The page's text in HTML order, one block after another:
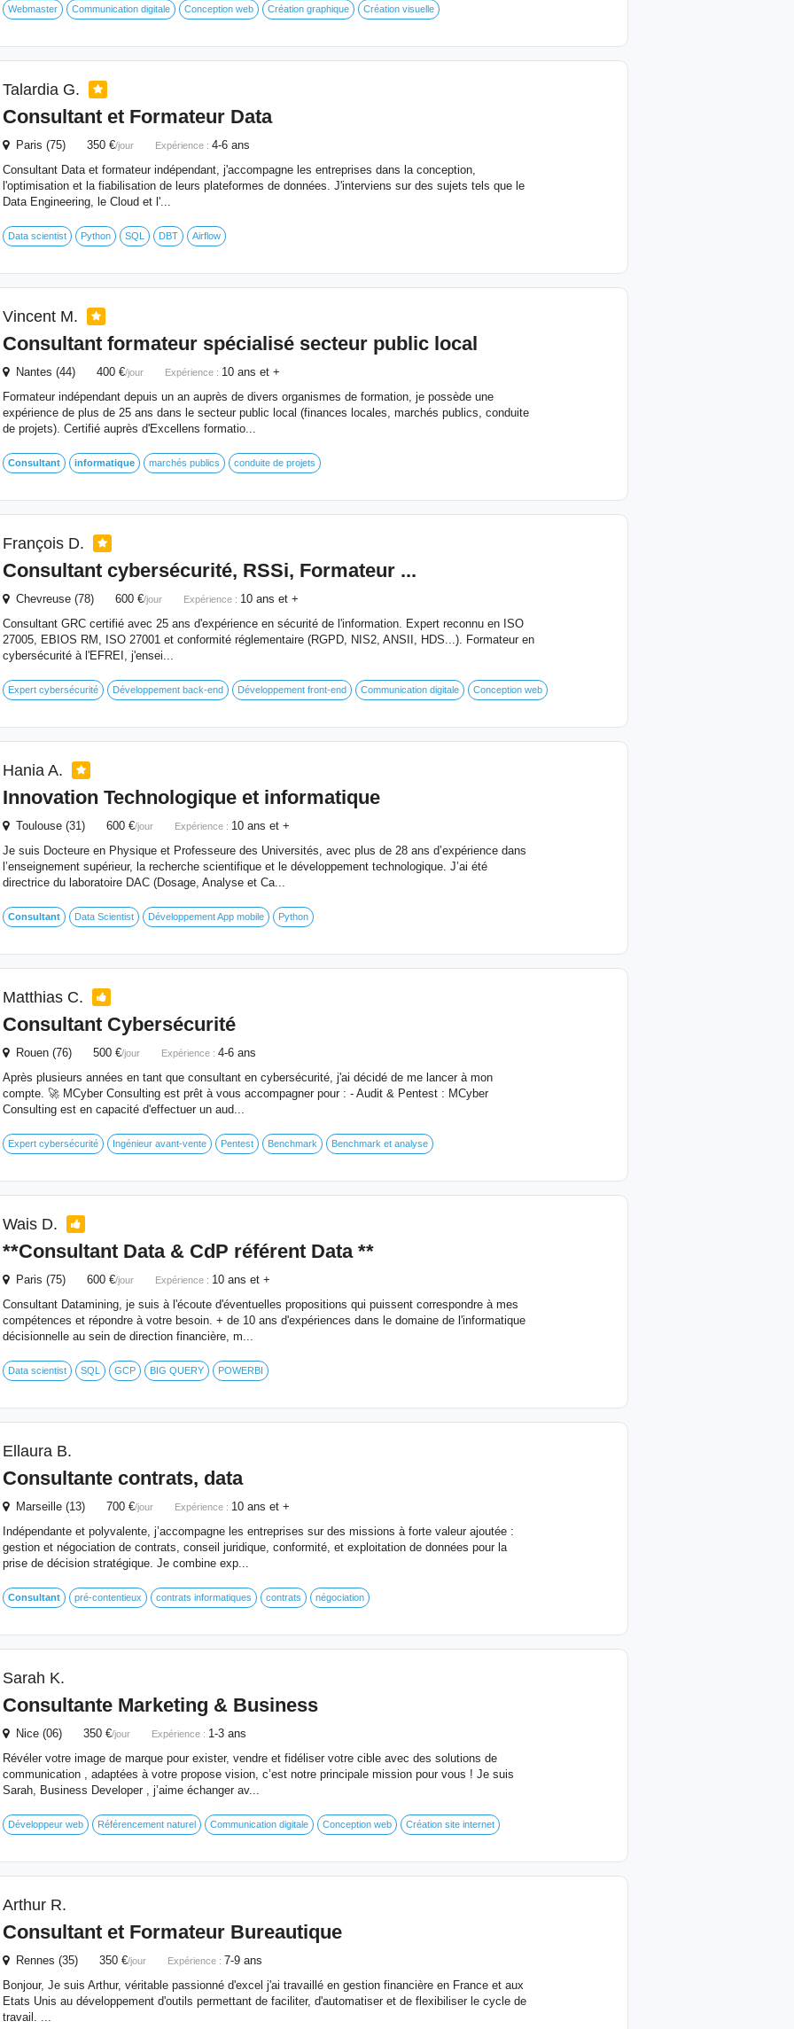
Webmaster Communication digitale Conception web Création graphique Création visuelle
Talardia G.
Consultantet Formateur Data
Paris (75) 350 €/jour Expérience : 4-6 ans
Consultant Data et formateur indépendant, j'accompagne les entreprises dans la conception,
l'optimisation et la fiabilisation de leurs plateformes de données. J'interviens sur des sujets tels que le
Data Engineering, le Cloud et l'...
Data scientist Python SQL DBT Airflow
Vincent M.
Consultantformateur spécialisé secteur public local
Nantes (44) 400 €/jour Expérience : 10 ans et +
Formateur indépendant depuis un an auprès de divers organismes de formation, je possède une
expérience de plus de 25 ans dans le secteur public local (finances locales, marchés publics, conduite
de projets). Certifié auprès d'Excellens formatio...
Consultant informatique marchés publics conduite de projets
François D.
Consultantcybersécurité, RSSi, Formateur ...
Chevreuse (78) 600 €/jour Expérience : 10 ans et +
Consultant GRC certifié avec 25 ans d'expérience en sécurité de l'information. Expert reconnu en ISO
27005, EBIOS RM, ISO 27001 et conformité réglementaire (RGPD, NIS2, ANSII, HDS...). Formateur en
cybersécurité à l'EFREI, j'ensei...
Expert cybersécurité Développement back-end Développement front-end Communication digitale Conception web
Hania A.
Innovation Technologique et informatique
Toulouse (31) 600 €/jour Expérience : 10 ans et +
Je suis Docteure en Physique et Professeure des Universités, avec plus de 28 ans d’expérience dans
l’enseignement supérieur, la recherche scientifique et le développement technologique. J’ai été
directrice du laboratoire DAC (Dosage, Analyse et Ca...
Consultant Data Scientist Développement App mobile Python
Matthias C.
ConsultantCybersécurité
Rouen (76) 500 €/jour Expérience : 4-6 ans
Après plusieurs années en tant que consultant en cybersécurité, j'ai décidé de me lancer à mon
compte. 🚀 MCyber Consulting est prêt à vous accompagner pour : - Audit & Pentest : MCyber
Consulting est en capacité d'effectuer un aud...
Expert cybersécurité Ingénieur avant-vente Pentest Benchmark Benchmark et analyse
Wais D.
**ConsultantData & CdP référent Data **
Paris (75) 600 €/jour Expérience : 10 ans et +
Consultant Datamining, je suis à l'écoute d'éventuelles propositions qui puissent correspondre à mes
compétences et répondre à votre besoin. + de 10 ans d'expériences dans le domaine de l'informatique
décisionnelle au sein de direction financière, m...
Data scientist SQL GCP BIG QUERY POWERBI
Ellaura B.
Consultante contrats, data
Marseille (13) 700 €/jour Expérience : 10 ans et +
Indépendante et polyvalente, j’accompagne les entreprises sur des missions à forte valeur ajoutée :
gestion et négociation de contrats, conseil juridique, conformité, et exploitation de données pour la
prise de décision stratégique. Je combine exp...
Consultant pré-contentieux contrats informatiques contrats négociation
Sarah K.
Consultante Marketing & Business
Nice (06) 350 €/jour Expérience : 1-3 ans
Révéler votre image de marque pour exister, vendre et fidéliser votre cible avec des solutions de
communication , adaptées à votre propose vision, c’est notre principale mission pour vous ! Je suis
Sarah, Business Developer , j’aime échanger av...
Développeur web Référencement naturel Communication digitale Conception web Création site internet
Arthur R.
Consultantet Formateur Bureautique
Rennes (35) 350 €/jour Expérience : 7-9 ans
Bonjour, Je suis Arthur, véritable passionné d'excel j'ai travaillé en gestion financière en France et aux
Etats Unis au développement d'outils permettant de faciliter, d'automatiser et de flexibiliser le cycle de
travail. ...